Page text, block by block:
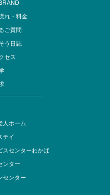
れ・料金
ご質問
う日誌
セス
人ホーム
テイ
スセンターわかば
ンター
センター